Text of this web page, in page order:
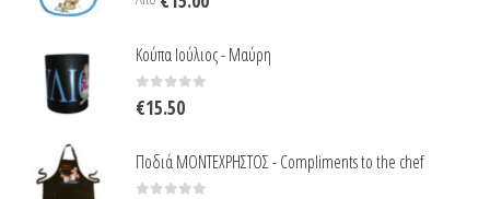
Κούπα Ιούλιος - Μαύρη
0out of 5
€15.50
Ποδιά ΜΟΝΤΕΧΡΗΣΤΟΣ - Compliments to the chef